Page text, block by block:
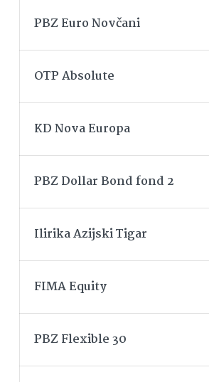
PBZ Euro Novčani
OTP Absolute
KD Nova Europa
PBZ Dollar Bond fond 2
Ilirika Azijski Tigar
FIMA Equity
PBZ Flexible 30